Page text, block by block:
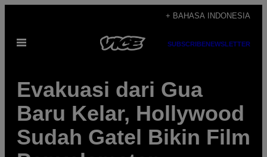
content
+ BAHASA INDONESIA
Open
SUBSCRIBENEWSLETTER
Evakuasi dari Gua
Baru Kelar, Hollywood
Sudah Gatel Bikin Film